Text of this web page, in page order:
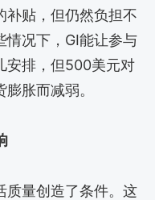
补贴，但仍然负担不
情况下，GI能让参与
安排，但500美元对
胀而减弱。
质量创造了条件。这